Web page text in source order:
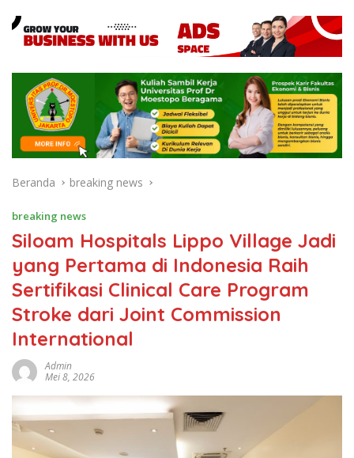
Beranda breaking news
breaking news
Siloam Hospitals Lippo Village Jadi
yang Pertama di Indonesia Raih
Sertifikasi Clinical Care Program
Stroke dari Joint Commission
International
Admin
Mei 8, 2026